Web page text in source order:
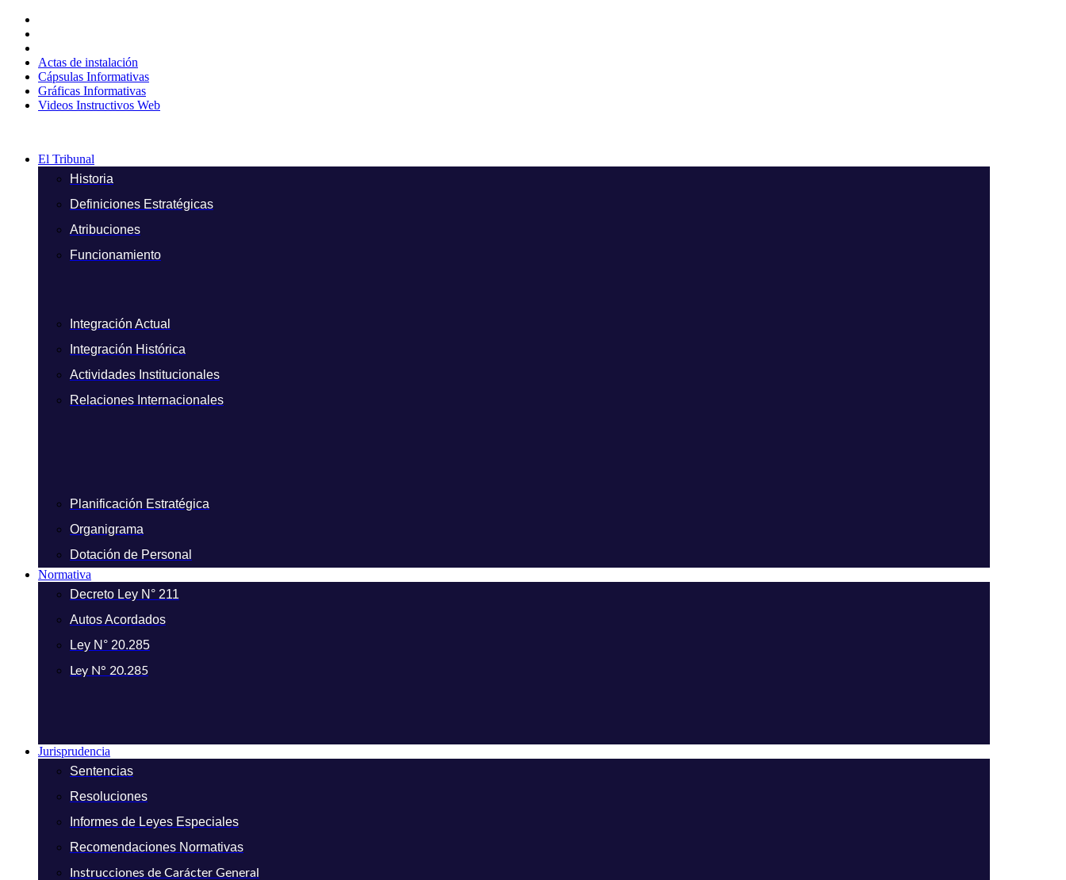
contenido
Actas de instalación
Cápsulas Informativas
Gráficas Informativas
Videos Instructivos Web
El Tribunal
Historia
Definiciones Estratégicas
Atribuciones
Funcionamiento
Integración Actual
Integración Histórica
Actividades Institucionales
Relaciones Internacionales
Planificación Estratégica
Organigrama
Dotación de Personal
Normativa
Decreto Ley N° 211
Autos Acordados
Ley N° 20.285
Ley N° 20.285
Jurisprudencia
Sentencias
Resoluciones
Informes de Leyes Especiales
Recomendaciones Normativas
Instrucciones de Carácter General